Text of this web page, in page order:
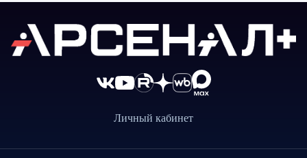
Личный кабинет